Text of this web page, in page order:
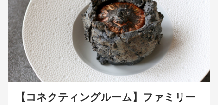
【コネクティングルーム】ファミリー